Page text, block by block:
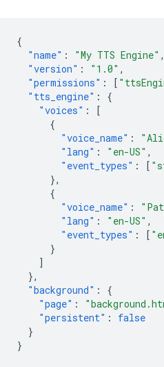
{
"name" : "My TTS Engine" ,
"version" : "1.0" ,
"permissions" : [
"tts_engine" :
{
"voices" :
[
{
"voice_name" :
"lang" : "en-US" ,
"event_types" : [
},
{
"voice_name" :
"lang" : "en-US" ,
"event_types" : [
}
]
},
"background" :
{
"page" :
"persistent" :
false
}
}